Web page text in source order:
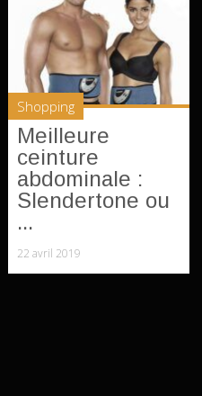
Shopping
Meilleure
ceinture
abdominale :
Slendertone ou
...
22 avril 2019